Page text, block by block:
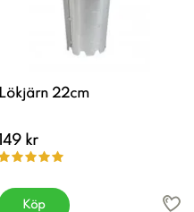
Lökjärn 22cm
149 kr
Köp